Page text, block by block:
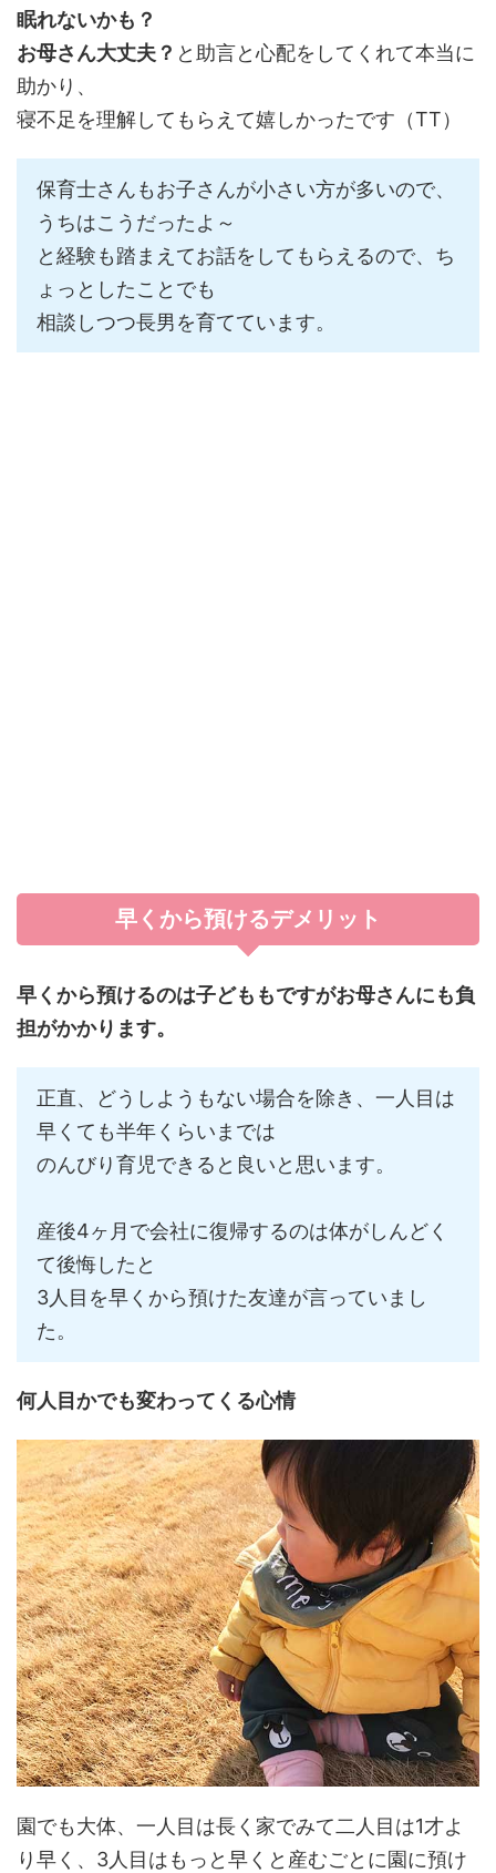
眠れないかも？
お母さん大丈夫？ と助言と心配をしてくれて本当に
助かり、
寝不足を理解してもらえて嬉しかったです（TT）
保育士さんもお子さんが小さい方が多いので、
うちはこうだったよ～
と経験も踏まえてお話をしてもらえるので、ち
ょっとしたことでも
相談しつつ長男を育てています。
早くから預けるデメリット
早くから預けるのは子どももですがお母さんにも負
担がかかります。
正直、どうしようもない場合を除き、一人目は
早くても半年くらいまでは
のんびり育児できると良いと思います。
産後4ヶ月で会社に復帰するのは体がしんどく
て後悔したと
3人目を早くから預けた友達が言っていまし
た。
何人目かでも変わってくる心情
園でも大体、一人目は長く家でみて二人目は1才よ
り早く、3人目はもっと早くと産むごとに園に預け